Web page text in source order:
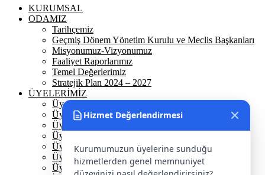
Hizmet Değerlendirmesi
Kurumumuzun üyelerine sunduğu
hizmetlerden genel memnuniyet
KURUMSAL
ODAMIZ
Tarihçemiz
Geçmiş Dönem Yönetim Kurulu ve Meclis Başkanları
Misyonumuz-Vizyonumuz
Faaliyet Raporlarımız
Temel Değerlerimiz
Stratejik Plan 2024 – 2027
ÜYELERİMİZ
Üyelerimiz
Üyelik
Üyelik Ön Başvuru
Üyelik Avantajlarımız
Üye Danışmanına Sor
Üye Sorumluluklarımız
Üye Bilgi Güncelleme Formu